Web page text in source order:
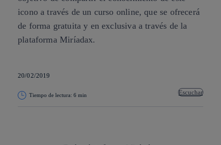
icono a través de un curso online, que se ofrecerá
de forma gratuita y en exclusiva a través de la
plataforma Miríadax.
20/02/2019
Tiempo de lectura: 6 min Escuchar